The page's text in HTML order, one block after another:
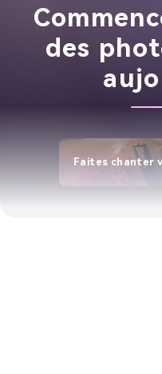
des
Faites chanter